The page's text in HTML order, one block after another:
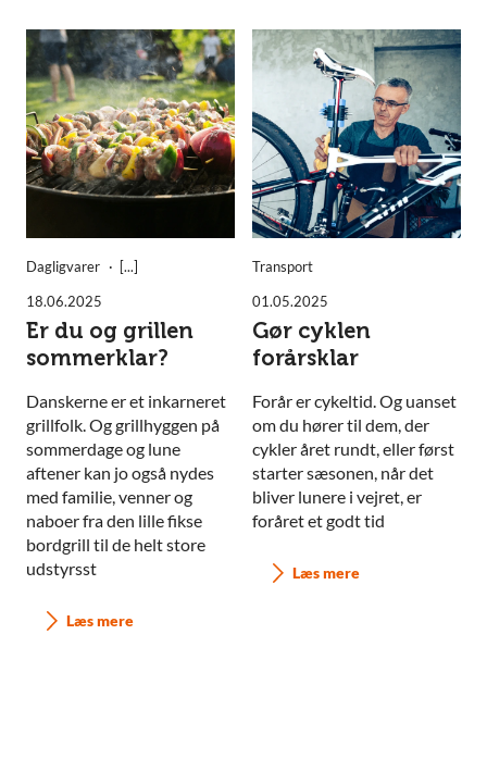
Dagligvarer
18.06.2025
Er du og grillen
sommerklar?
Danskerne er et inkarneret
grillfolk. Og grillhyggen på
sommerdage og lune
aftener kan jo også nydes
med familie, venner og
naboer fra den lille fikse
bordgrill til de helt store
udstyrsst
Læs mere
Transport
01.05.2025
Gør cyklen
forårsklar
Forår er cykeltid. Og uanset
om du hører til dem, der
cykler året rundt, eller først
starter sæsonen, når det
bliver lunere i vejret, er
foråret et godt tid
Læs mere